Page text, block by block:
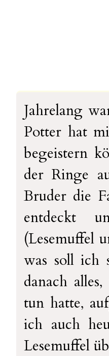
Jahrelang
Potter hat
begeistern
der Ringe
Bruder die
entdeckt
(Lesemuffel
was soll ich
danach
tun hatte,
ich auch
Lesemuffel